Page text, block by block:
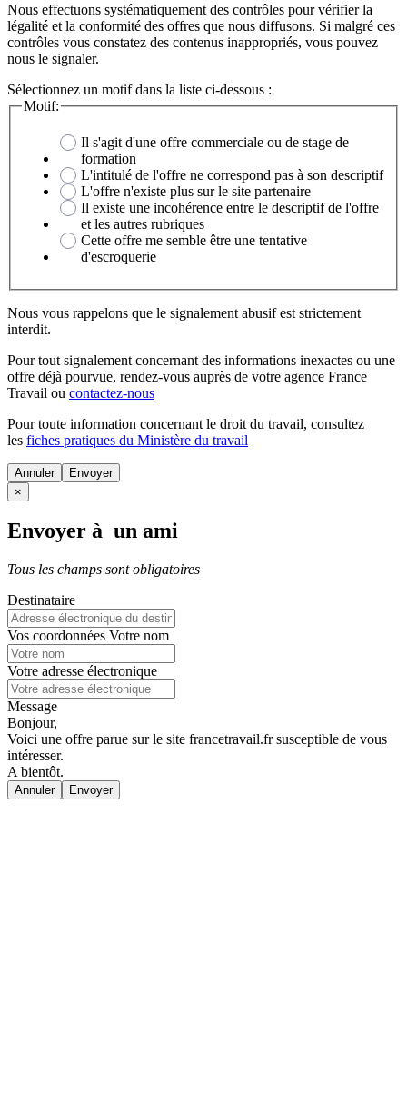
Nous effectuons systématiquement des contrôles pour vérifier la
légalité et la conformité des offres que nous diffusons. Si malgré ces
contrôles vous constatez des contenus inappropriés, vous pouvez
nous le signaler.
Sélectionnez un motif dans la liste ci-dessous :
Motif:
Il s'agit d'une offre commerciale ou de stage de
formation
L'intitulé de l'offre ne correspond pas à son descriptif
L'offre n'existe plus sur le site partenaire
Il existe une incohérence entre le descriptif de l'offre
et les autres rubriques
Cette offre me semble être une tentative
d'escroquerie
Nous vous rappelons que le signalement abusif est strictement
interdit.
Pour tout signalement concernant des informations inexactes ou une
offre déjà pourvue, rendez-vous auprès de votre agence France
Travail ou contactez-nous
Pour toute information concernant le droit du travail, consultez
les fiches pratiques du Ministère du travail
Annuler
×
Envoyer à un ami
Tous les champs sont obligatoires
Destinataire
Vos coordonnées Votre nom
Votre adresse électronique
Message
Bonjour,
Voici une offre parue sur le site francetravail.fr susceptible de vous
intéresser.
A bientôt.
Annuler